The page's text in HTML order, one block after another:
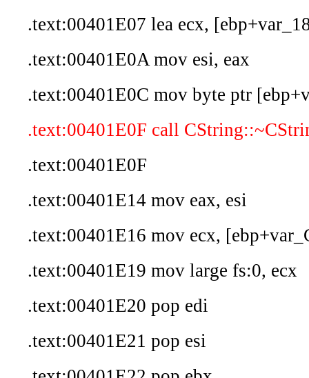
.text:00401E07 lea ecx,
.text:00401E0A mov esi, eax
.text:00401E0C mov byte ptr
.text:00401E0F call
.text:00401E0F
.text:00401E14 mov eax, esi
.text:00401E16 mov ecx,
.text:00401E19 mov large fs:0, ecx
.text:00401E20 pop edi
.text:00401E21 pop esi